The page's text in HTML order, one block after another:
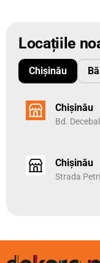
a ascunde
Datorita
este ideal pentru
Locațiile
Chișinău
Chișinău
Bd.
Chișinău
Strada